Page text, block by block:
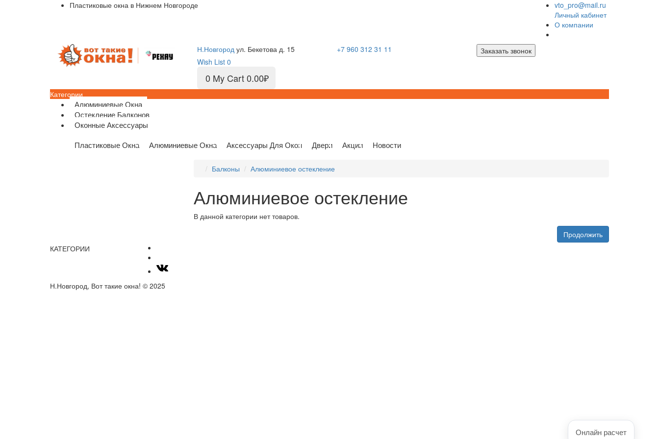
Пластиковые окна в Нижнем Новгороде
vto_pro@mail.ru
Личный кабинет
О компании
Н.Новгород ул. Бекетова д. 15 +7 960 312 31 11
Заказать звонок
Wish List 0
0 My Cart0.00₽
Категории
Алюминиевые Окна
Остекление Балконов
Оконные Аксессуары
Пластиковые Окна
Алюминиевые Окна Аксессуары Для Окон Двери Акции Новости
Балконы Алюминиевое остекление
Алюминиевое остекление
В данной категории нет товаров.
Продолжить
КАТЕГОРИИ
Н.Новгород, Вот такие окна! © 2025
Онлайн расчет